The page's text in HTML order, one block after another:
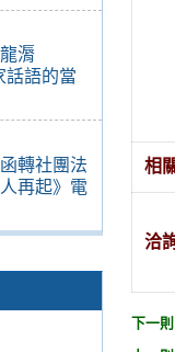
漘
話語的當
轉社團法
再起》電
相
洽